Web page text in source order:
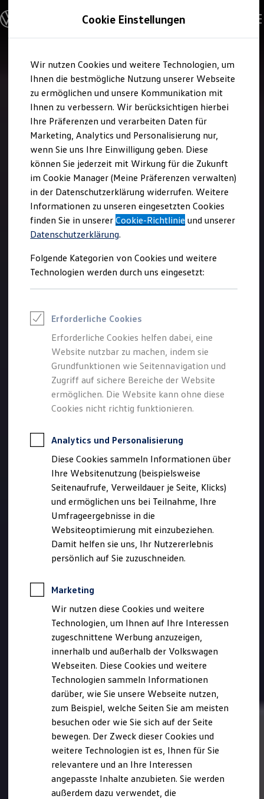
Hauptinhalt
springen
Footer
springen
Modelle und Konfigurator
Konfigurator
Modelle vergleichen
Elektroautos
ENERGY Sondermodelle
Nutzfahrzeuge
SUV und CUV
Familienautos
Kombis
Kompaktwagen
Sportwagen
Schnell verfügbare Fahrzeuge
Angebote und Produkte
Aktuelle Angebote
E-Auto-Förderung
Volkswagen Marktplatz
Die ENERGY Sondermodelle
Junge Gebrauchtwagen und Gebrauchtwagen
Volkswagen Zertifizierte Gebrauchtwagen
Elektromobilität bei Gebrauchtwagen
Saisonangebote
Reifenpakete
Leasing
Leasing-Angebote
Elektroauto Leasing
Kleinwagen-Leasing
Leasing ohne Anzahlung
Finanzierung
Autokredit mit Schlussrate
Versicherungen und Garantien
Kfz-Versicherung
Restschuldversicherungen
Garantien
Professional Class bei Volkswagen
Behörden
Direktkunden
Sonderfahrzeuge
Anpfiff zum Gewinn
Elektromobilität
Elektroautos
ID. Tutorials
Elektrofahrzeugkonzepte
ID. EVERY1
Reichweite
Rekuperation
Laden unterwegs
Laden Zuhause
Ladestationen finden
Ladezeitensimulator
Batterie
Sicherheit
Nachhaltigkeit
Technologie
Kosten und Kauf
Verbrauchskosten
Kaufoptionen
E-Auto-Förderung
Software und Konnektivität
Die ID. Software 6
ID. Software Versionen und Updates
Digitale Extras
Schnittstellen zu Ihrem ID.
Cookie Einstellungen
Wir nutzen Cookies und weitere Technologien, um
Ihnen die bestmögliche Nutzung unserer Webseite
zu ermöglichen und unsere Kommunikation mit
Ihnen zu verbessern. Wir berücksichtigen hierbei
Ihre Präferenzen und verarbeiten Daten für
Marketing, Analytics und Personalisierung nur,
wenn Sie uns Ihre Einwilligung geben. Diese
können Sie jederzeit mit Wirkung für die Zukunft
im Cookie Manager (Meine Präferenzen verwalten)
in der Datenschutzerklärung widerrufen. Weitere
Informationen zu unseren eingesetzten Cookies
finden Sie in unsererCookie-Richtlinie und unserer
Datenschutzerklärung.
Folgende Kategorien von Cookies und weitere
Technologien werden durch uns eingesetzt:
Erforderliche Cookies
Erforderliche Cookies helfen dabei, eine
Website nutzbar zu machen, indem sie
Grundfunktionen wie Seitennavigation und
Zugriff auf sichere Bereiche der Website
ermöglichen. Die Website kann ohne diese
Cookies nicht richtig funktionieren.
Analytics und Personalisierung
Diese Cookies sammeln Informationen über
Ihre Websitenutzung (beispielsweise
Seitenaufrufe, Verweildauer je Seite, Klicks)
und ermöglichen uns bei Teilnahme, Ihre
Umfrageergebnisse in die
Websiteoptimierung mit einzubeziehen.
Damit helfen sie uns, Ihr Nutzererlebnis
persönlich auf Sie zuzuschneiden.
Marketing
Wir nutzen diese Cookies und weitere
Technologien, um Ihnen auf Ihre Interessen
zugeschnittene Werbung anzuzeigen,
innerhalb und außerhalb der Volkswagen
Webseiten. Diese Cookies und weitere
Technologien sammeln Informationen
darüber, wie Sie unsere Webseite nutzen,
zum Beispiel, welche Seiten Sie am meisten
besuchen oder wie Sie sich auf der Seite
bewegen. Der Zweck dieser Cookies und
weitere Technologien ist es, Ihnen für Sie
relevantere und an Ihre Interessen
angepasste Inhalte anzubieten. Sie werden
außerdem dazu verwendet, die